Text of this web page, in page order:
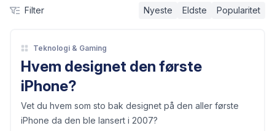
Filter Nyeste Eldste Popularitet
Teknologi & Gaming
Hvem designet den første
iPhone?
Vet du hvem som sto bak designet på den aller første
iPhone da den ble lansert i 2007?